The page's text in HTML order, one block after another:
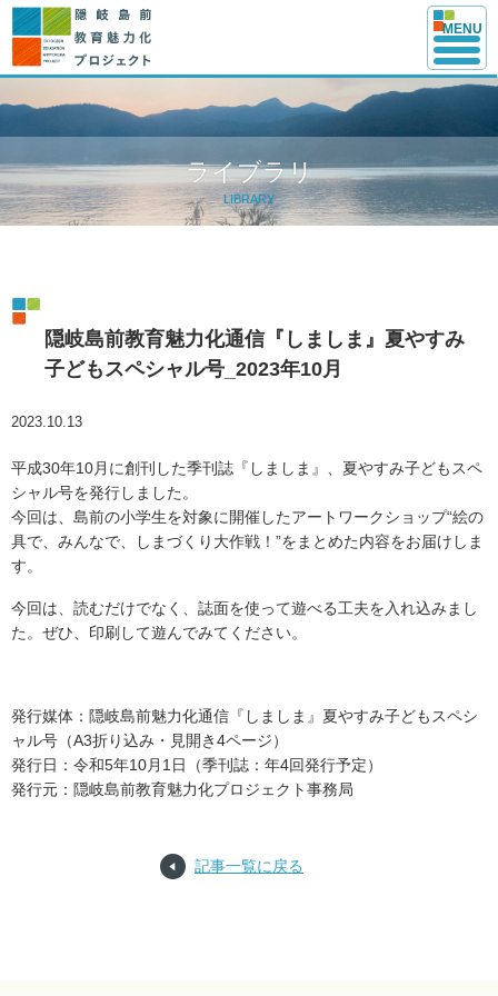
このページの本文へ
ライブラリ
LIBRARY
MENU
隠岐島前教育魅力化通信『しましま』夏やすみ
子どもスペシャル号_2023年10月
2023.10.13
平成30年10月に創刊した季刊誌『しましま』、夏やすみ子どもスペ
シャル号を発行しました。
今回は、島前の小学生を対象に開催したアートワークショップ“絵の
具で、みんなで、しまづくり大作戦！”をまとめた内容をお届けしま
す。
今回は、読むだけでなく、誌面を使って遊べる工夫を入れ込みまし
た。ぜひ、印刷して遊んでみてください。
発行媒体：隠岐島前魅力化通信『しましま』夏やすみ子どもスペシ
ャル号（A3折り込み・見開き4ページ）
発行日：令和5年10月1日（季刊誌：年4回発行予定）
発行元：隠岐島前教育魅力化プロジェクト事務局
記事一覧に戻る